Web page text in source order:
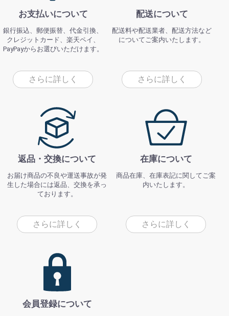
お支払いについて
銀行振込、郵便振替、代金引換、
クレジットカード、楽天ペイ、
PayPayからお選びいただけます。
さらに詳しく
配送について
配送料や配送業者、配送方法など
についてご案内いたします。
さらに詳しく
返品・交換について
お届け商品の不良や運送事故が発
生した場合には返品、交換を承っ
ております。
さらに詳しく
在庫について
商品在庫、在庫表記に関してご案
内いたします。
さらに詳しく
会員登録について